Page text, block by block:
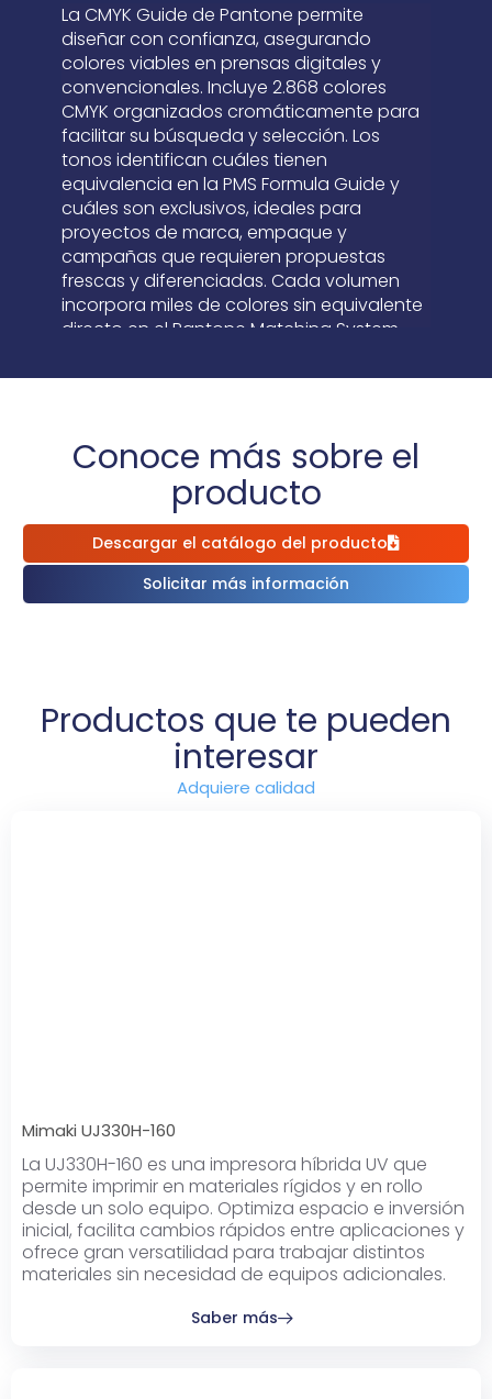
La CMYK Guide de Pantone permite
diseñar con confianza, asegurando
colores viables en prensas digitales y
convencionales. Incluye 2.868 colores
CMYK organizados cromáticamente para
facilitar su búsqueda y selección. Los
tonos identifican cuáles tienen
equivalencia en la PMS Formula Guide y
cuáles son exclusivos, ideales para
proyectos de marca, empaque y
campañas que requieren propuestas
frescas y diferenciadas. Cada volumen
incorpora miles de colores sin equivalente
directo en el Pantone Matching System.
para lograr resultados más precisos y
facilita la selección, almacenamiento y
colaboración en flujos de trabajo digitales
Conoce más sobre el
producto
Descargar el catálogo del producto
Solicitar más información
Productos que te pueden
interesar
Adquiere calidad
Mimaki UJ330H-160
La UJ330H-160 es una impresora híbrida UV que
permite imprimir en materiales rígidos y en rollo
desde un solo equipo. Optimiza espacio e inversión
inicial, facilita cambios rápidos entre aplicaciones y
ofrece gran versatilidad para trabajar distintos
materiales sin necesidad de equipos adicionales.
Saber más